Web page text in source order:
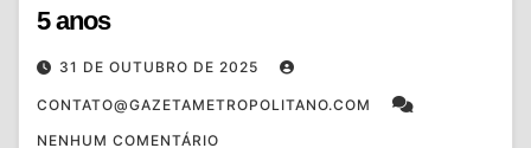
5 anos
31 DE OUTUBRO DE 2025
CONTATO@GAZETAMETROPOLITANO.COM
NENHUM COMENTÁRIO